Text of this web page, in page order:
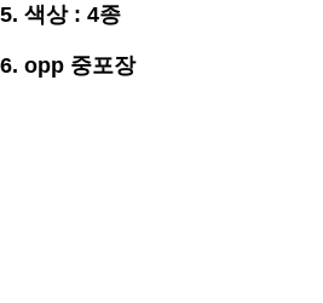
5. 색상 : 4종
6. opp 중포장